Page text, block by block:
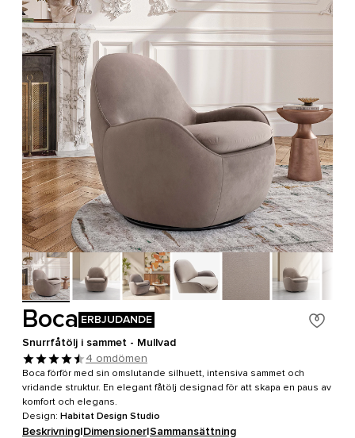
Boca ERBJUDANDE
Snurrfåtölj i sammet - Mullvad
4 omdömen
Boca förför med sin omslutande silhuett, intensiva sammet och
vridande struktur. En elegant fåtölj designad för att skapa en paus av
komfort och elegans.
Design: Habitat Design Studio
Beskrivning|Dimensioner|Sammansättning